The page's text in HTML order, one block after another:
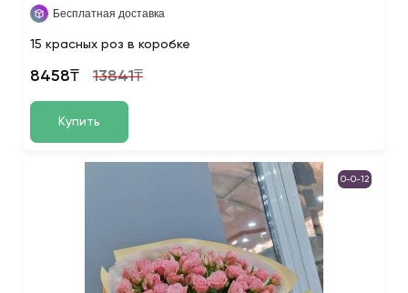
Бесплатная доставка
15 красных роз в коробке
8458₸ 13841₸
Купить
0-0-12